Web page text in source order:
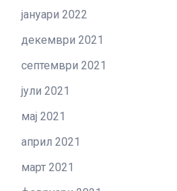
јануари 2022
декември 2021
септември 2021
јули 2021
мај 2021
април 2021
март 2021